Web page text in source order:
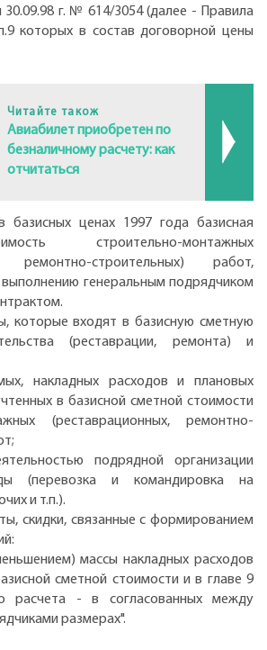
г. № 614/3054 (далее - Правила
которых в состав договорной цены
Читайте також
Авиабилет приобретен по
безналичному расчету: как
отчитаться
базисных ценах 1997 года базисная
строительно-монтажных
ремонтно-строительных) работ,
генеральным подрядчиком
которые входят в базисную сметную
(реставрации, ремонта) и
накладных расходов и плановых
в базисной сметной стоимости
(реставрационных, ремонтно-
подрядной организации
(перевозка и командировка на
и т.п.).
скидки, связанные с формированием
массы накладных расходов
сметной стоимости и в главе 9
расчета - в согласованных между
размерах".